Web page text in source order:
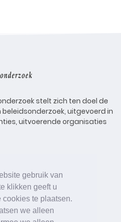
gebruik van
klikken geeft u
cookies te plaatsen.
we alleen
stelt zich ten doel de
uitgevoerd in
uitvoerende organisaties
Agenda
Vacatures
Online